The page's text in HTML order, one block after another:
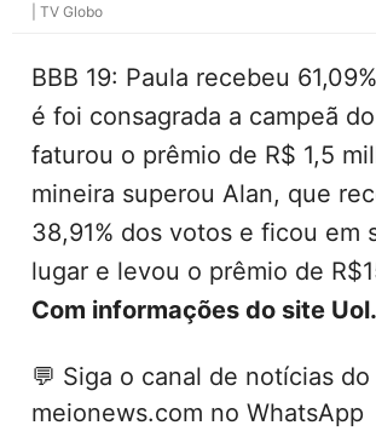
| TV Globo
BBB 19: Paula recebeu
é foi consagrada a campeã do
faturou o prêmio de R$ 1,5
mineira superou Alan, que
38,91% dos votos e ficou em
lugar e levou o prêmio de
Com informações do site Uol.
💬 Siga o canal de notícias do
meionews.com no WhatsApp